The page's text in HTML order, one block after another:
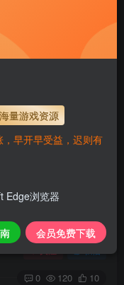
请联系QQ：3317425885
即可，更多请看本
0 120 10
海量游戏资源
早开早受益，迟则有
Edge浏览器
会员免费下载